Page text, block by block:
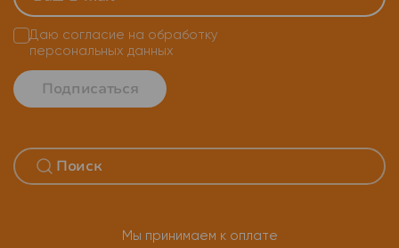
Подписаться
Даю согласие на обработку
персональных данных
Мы принимаем к оплате